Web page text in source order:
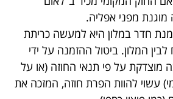
מוגנת מפני אפליה.
חדר במלון היא למעשה כריתת
לבין המלון. ביטול ההזמנה על ידי
מוצדקת על פי תנאי החוזה (או על
עשוי להוות הפרת חוזה, המזכה את